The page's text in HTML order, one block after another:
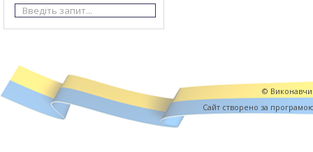
©
Cайт створено за